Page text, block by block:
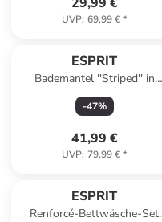
UVP: 69,99 €*
ESPRIT
Bademantel ''Striped'' in
Weiß/ Grün
-47%
41,99 €
UVP: 79,99 €*
ESPRIT
Renforcé-Bettwäsche-Set